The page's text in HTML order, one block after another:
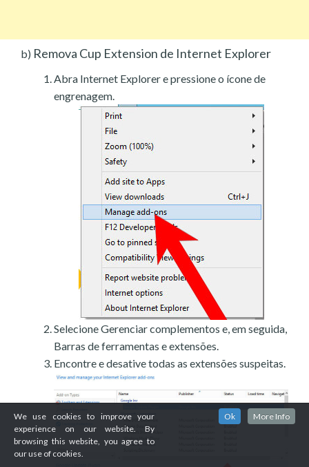
b) Remova Cup Extension de Internet Explorer
Abra Internet Explorer e pressione o ícone de
engrenagem.
Selecione Gerenciar complementos e, em seguida,
Barras de ferramentas e extensões.
Encontre e desative todas as extensões suspeitas.
We use cookies to improve your
experience on our website. By
browsing this website, you agree to
our use of cookies.
Ok More Info